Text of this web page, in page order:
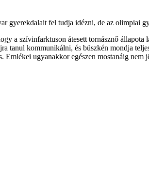
gyerekdalait fel tudja idézni, de az olimpiai
a szívinfarktuson átesett tornásznő
tanul kommunikálni, és büszkén mondja
ugyanakkor egészen mostanáig nem